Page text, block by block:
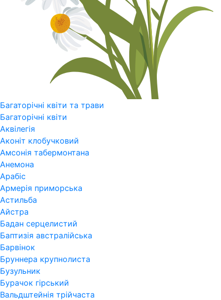
Багаторічні квіти та трави
Багаторічні квіти
Аквілегія
Аконіт клобучковий
Амсонія табермонтана
Анемона
Арабіс
Армерія приморська
Астильба
Айстра
Бадан серцелистий
Баптизія австралійська
Барвінок
Бруннера крупнолиста
Бузульник
Бурачок гірський
Вальдштейнія трійчаста